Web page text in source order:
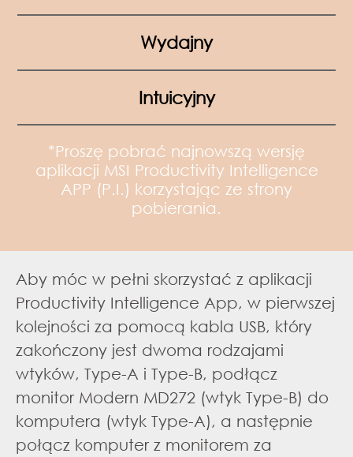
Aby móc w pełni skorzystać z aplikacji
Productivity Intelligence App, w pierwszej
kolejności za pomocą kabla USB, który
zakończony jest dwoma rodzajami
wtyków, Type-A i Type-B, podłącz
monitor Modern MD272 (wtyk Type-B) do
komputera (wtyk Type-A), a następnie
połącz komputer z monitorem za
Wydajny
Intuicyjny
*Proszę pobrać najnowszą wersję
aplikacji MSI Productivity Intelligence
APP (P.I.) korzystając ze strony
pobierania.